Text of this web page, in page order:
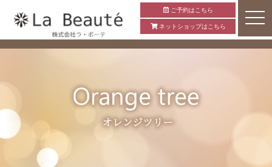
ご予約はこちら
ネットショップはこちら